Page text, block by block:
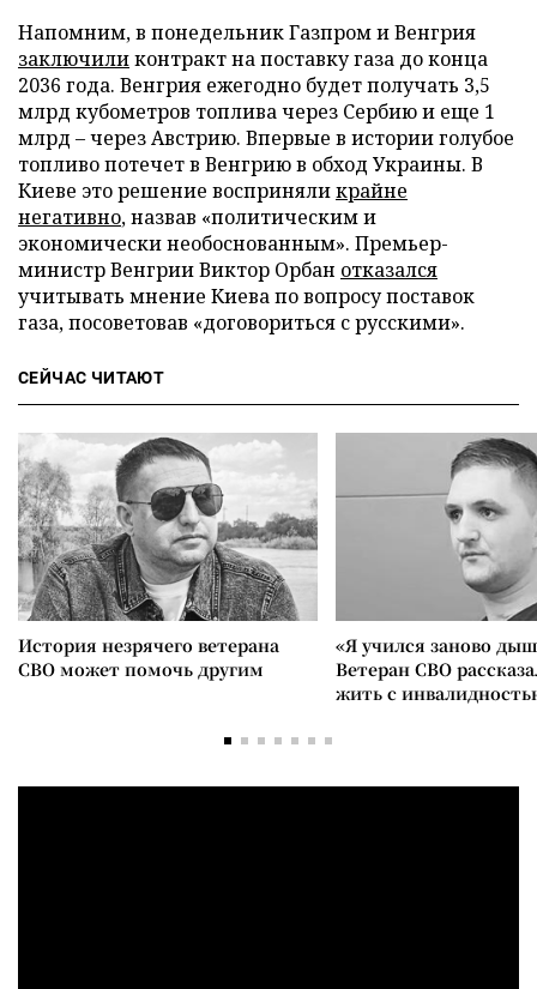
Напомним, в понедельник Газпром и Венгрия
заключиликонтракт на поставку газа до конца
2036 года. Венгрия ежегодно будет получать 3,5
млрд кубометров топлива через Сербию и еще 1
млрд – через Австрию. Впервые в истории голубое
топливо потечет в Венгрию в обход Украины. В
Киеве это решение восприняликрайне
негативно, назвав «политическим и
экономически необоснованным». Премьер-
министр Венгрии Виктор Орбан отказался
учитывать мнение Киева по вопросу поставок
газа, посоветовав «договориться с русскими».
СЕЙЧАС ЧИТАЮТ
История незрячего ветерана
СВО может помочь другим
«Я учился заново
Ветеран СВО
жить с